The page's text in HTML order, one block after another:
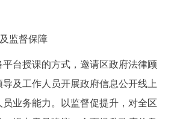
监督保障
授课的方式，邀请区政府法律顾
及工作人员开展政府信息公开线上
业务能力。以监督促提升，对全区